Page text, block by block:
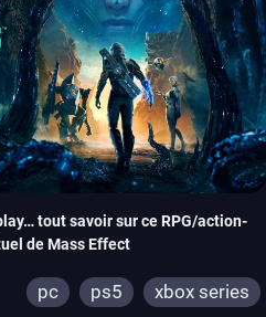
tout savoir sur ce RPG/action-
de Mass Effect
pc ps5 xbox series